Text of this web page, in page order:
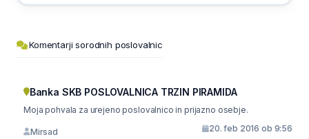
Komentarji sorodnih poslovalnic
Banka SKB POSLOVALNICA TRZIN PIRAMIDA
Moja pohvala za urejeno poslovalnico in prijazno osebje.
Mirsad 20. feb 2016 ob 9:56